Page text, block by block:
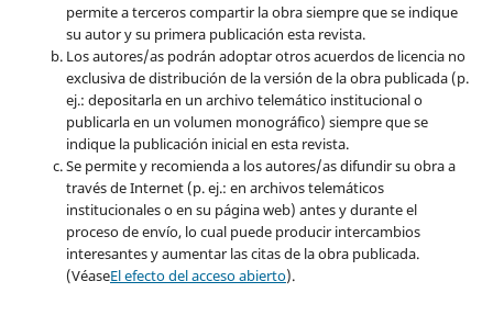
permite a terceros compartir la obra siempre que se indique
su autor y su primera publicación esta revista.
Los autores/as podrán adoptar otros acuerdos de licencia no
exclusiva de distribución de la versión de la obra publicada (p.
ej.: depositarla en un archivo telemático institucional o
publicarla en un volumen monográfico) siempre que se
indique la publicación inicial en esta revista.
Se permite y recomienda a los autores/as difundir su obra a
través de Internet (p. ej.: en archivos telemáticos
institucionales o en su página web) antes y durante el
proceso de envío, lo cual puede producir intercambios
interesantes y aumentar las citas de la obra publicada.
(VéaseEl efecto del acceso abierto).